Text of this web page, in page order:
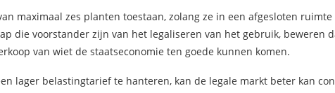
maximaal zes planten toestaan, zolang ze in een afgesloten ruimte
die voorstander zijn van het legaliseren van het gebruik, beweren
van wiet de staatseconomie ten goede kunnen komen.
lager belastingtarief te hanteren, kan de legale markt beter kan